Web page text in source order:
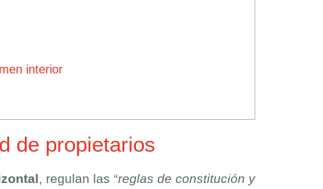
interior
de propietarios
, regulan las “reglas de constitución y